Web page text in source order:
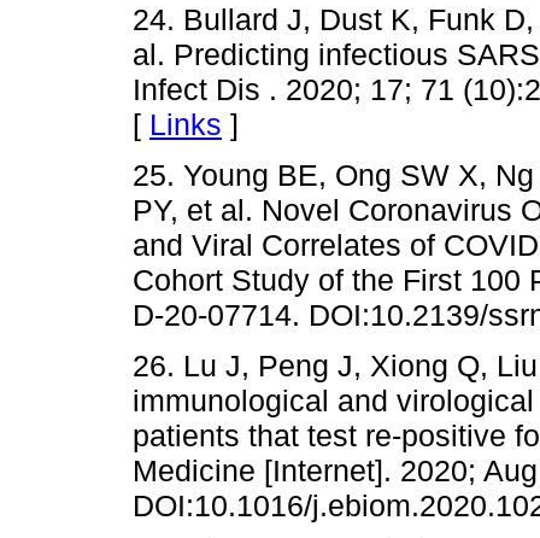
24. Bullard J, Dust K, Funk
al. Predicting infectious
Infect Dis . 2020; 17; 71
[ Links ]
25. Young BE, Ong SW X,
PY, et al. Novel Coronavirus
and Viral Correlates of
Cohort Study of the First 100
D-20-07714. DOI:10.2139/
26. Lu J, Peng J, Xiong Q,
immunological and
patients that test re-positive
Medicine [Internet]. 2020;
DOI:10.1016/